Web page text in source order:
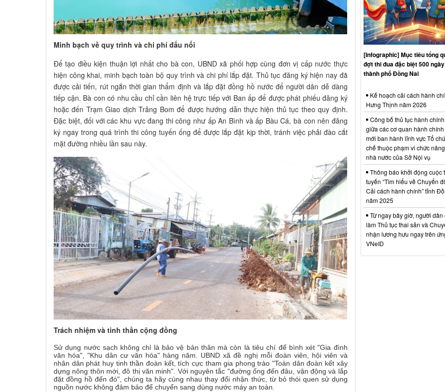
Minh bạch về quy trình và chi phí đấu nối
Để tạo điều kiện thuận lợi nhất cho bà con, UBND xã phối hợp cùng đơn vị cấp nước thực
hiện công khai, minh bạch toàn bộ quy trình và chi phí lắp đặt. Thủ tục đăng ký hiện nay đã
được cải tiến, rút ngắn thời gian thẩm định và lắp đặt đồng hồ nước để người dân dễ dàng
tiếp cận. Bà con có nhu cầu chỉ cần liên hệ trực tiếp với Ban ấp để được phát phiếu đăng ký
hoặc đến Trạm Giao dịch Trảng Bom để được hướng dẫn thực hiện thủ tục theo quy định.
Đặc biệt, đối với các khu vực đang thi công như ấp An Bình và ấp Bàu Cá, bà con nên đăng
ký ngay trong quá trình thi công tuyến ống để được lắp đặt kịp thời, tránh việc phải đào cắt
mặt đường nhiều lần sau này.
Trách nhiệm và tinh thần cộng đồng
Sử dụng nước sạch không chỉ là bảo vệ bản thân mà còn là tiêu chí để bình xét "Gia đình
văn hóa", "Khu dân cư văn hóa" hàng năm. UBND xã đề nghị mỗi đoàn viên, hội viên và
nhân dân phát huy tinh thần đoàn kết, tích cực tham gia phong trào "Toàn dân đoàn kết xây
dựng nông thôn mới, đô thị văn minh". Với nguyên tắc "đường ống đến đâu, vận động và lắp
đặt đồng hồ đến đó", chúng ta hãy cùng nhau thay đổi nhận thức, từ bỏ thói quen sử dụng
nguồn nước không đảm bảo để chuyển sang dùng nước máy an toàn.
[Infographic] Mục tiêu tổng
đợt thi đua đặc biệt 500
thành phố Đồng Nai
Kế hoạch cải cách hành
Hưng Thịnh năm 2026
Công bố thủ tục hành
giữa các cơ quan hành
mới ban hành lĩnh vực Tổ
chế thuộc phạm vi chức
nhà nước của Sở Nội vụ
Thông báo khởi động cuộc
tuyến “Tìm hiểu về Chuyển
Cải cách hành chính” tỉnh
năm 2025
Từ ngay bây giờ, người dân
làm Thủ tục thai sản và
nhận lương hưu ngay trên
VNeID